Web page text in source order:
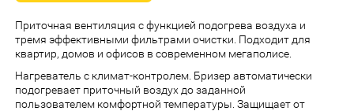
Приточная вентиляция с функцией подогрева воздуха и
тремя эффективными фильтрами очистки. Подходит для
квартир, домов и офисов в современном мегаполисе.
Нагреватель с климат-контролем. Бризер автоматически
подогревает приточный воздух до заданной
пользователем комфортной температуры. Защищает от